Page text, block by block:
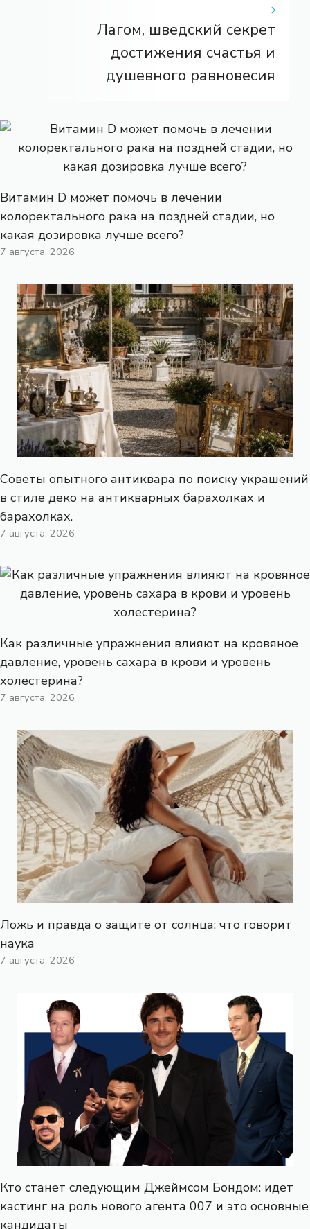
Лагом, шведский секрет
достижения счастья и
душевного равновесия
Витамин D может помочь в лечении
колоректального рака на поздней стадии, но
какая дозировка лучше всего?
7 августа, 2026
Советы опытного антиквара по поиску украшений
в стиле деко на антикварных барахолках и
барахолках.
7 августа, 2026
Как различные упражнения влияют на кровяное
давление, уровень сахара в крови и уровень
холестерина?
7 августа, 2026
Ложь и правда о защите от солнца: что говорит
наука
7 августа, 2026
Кто станет следующим Джеймсом Бондом: идет
кастинг на роль нового агента 007 и это основные
кандидаты